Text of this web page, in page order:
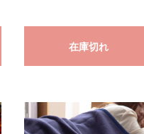
在庫切れ